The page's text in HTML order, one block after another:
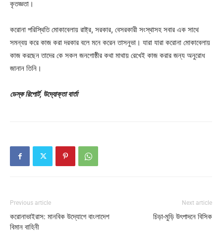
কৃতজ্ঞতা।
করোনা পরিস্থিতি মোকাবেলায় রাষ্ট্র, সরকার, বেসরকারী সংস্থাসহ সবার এক সাথে
সমন্বয় করে কাজ করা দরকার বলে মনে করেন তাসনুভা। যারা যারা করোনা মোকাবেলায়
কাজ করছেন তাদের কে সকল জনগোষ্ঠীর কথা মাথায় রেখেই কাজ করার জন্য অনুরোধ
জানান তিনি।
ডেস্ক রিপোর্ট, উদ্যোক্তা বার্তা
Previous article
করোনাভাইরাস: মানবিক উদ্যোগে বাংলাদেশ
বিমান বাহিনী
Next article
চিড়া-মুড়ি উৎপাদনে বিসিক